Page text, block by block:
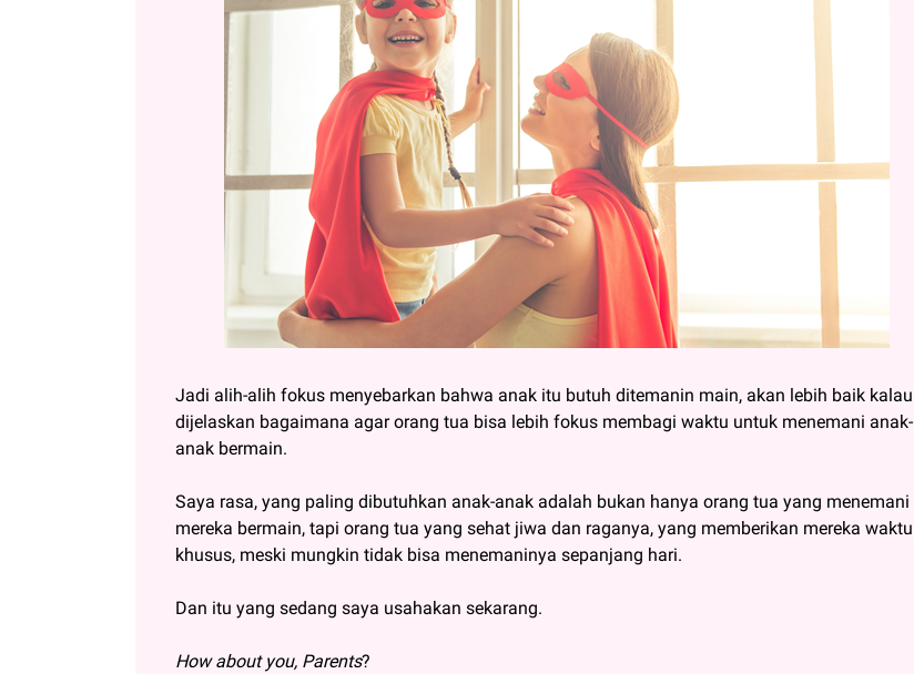
Jadi alih-alih fokus menyebarkan bahwa anak itu butuh ditemanin main, akan lebih baik kalau
dijelaskan bagaimana agar orang tua bisa lebih fokus membagi waktu untuk menemani anak-
anak bermain.
Saya rasa, yang paling dibutuhkan anak-anak adalah bukan hanya orang tua yang menemani
mereka bermain, tapi orang tua yang sehat jiwa dan raganya, yang memberikan mereka waktu
khusus, meski mungkin tidak bisa menemaninya sepanjang hari.
Dan itu yang sedang saya usahakan sekarang.
How about you, Parents?